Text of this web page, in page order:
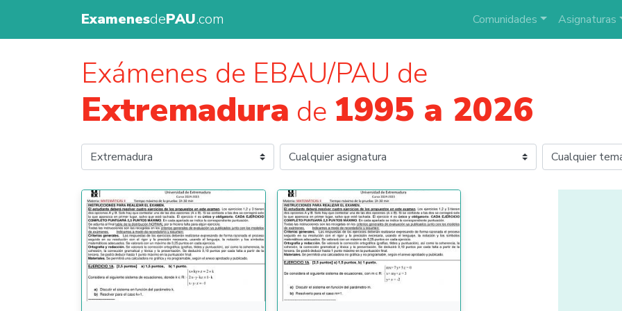
ExamenesdePAU.com Comunidades Asignaturas
Exámenes de EBAU/PAU de
Extremadura de 1995 a 2026